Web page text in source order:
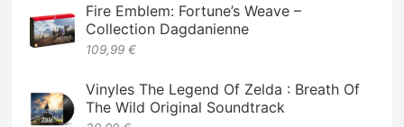
Fire Emblem: Fortune’s Weave –
Collection Dagdanienne
109,99 €
Vinyles The Legend Of Zelda : Breath Of
The Wild Original Soundtrack